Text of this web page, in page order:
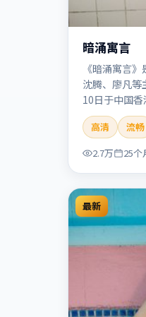
暗涌寓言
《暗涌寓言
沈腾、廖凡等
10日于中国
高清正版流
人性灰色地带
突。本片适
瓦」「犯罪
上映」等关键
高清
流畅
2.7万
25个
最新